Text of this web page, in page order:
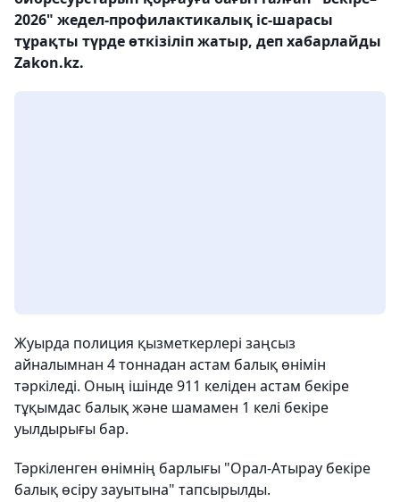
2026" жедел-профилактикалық іс-шарасы
тұрақты түрде өткізіліп жатыр, деп хабарлайды
Zakon.kz.
Жуырда полиция қызметкерлері заңсыз
айналымнан 4 тоннадан астам балық өнімін
тәркіледі. Оның ішінде 911 келіден астам бекіре
тұқымдас балық және шамамен 1 келі бекіре
уылдырығы бар.
Тәркіленген өнімнің барлығы "Орал-Атырау бекіре
балық өсіру зауытына" тапсырылды.